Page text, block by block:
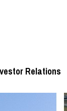
Relations